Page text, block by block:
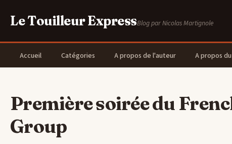
Le Touilleur ExpressBlog par Nicolas Martignole
Accueil Catégories A propos de l'auteur A propos
Première soirée du
Group